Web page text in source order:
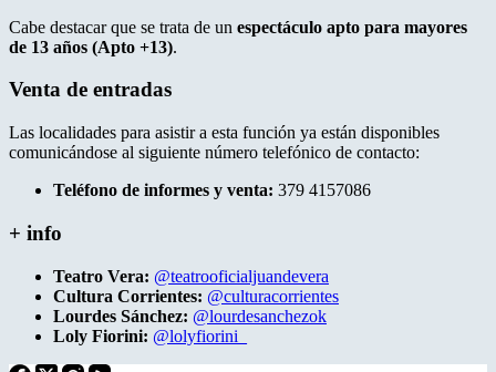
Cabe destacar que se trata de un espectáculo apto para mayores
de 13 años (Apto +13).
Venta de entradas
Las localidades para asistir a esta función ya están disponibles
comunicándose al siguiente número telefónico de contacto:
Teléfono de informes y venta: 379 4157086
+ info
Teatro Vera: @teatrooficialjuandevera
Cultura Corrientes: @culturacorrientes
Lourdes Sánchez: @lourdesanchezok
Loly Fiorini: @lolyfiorini_